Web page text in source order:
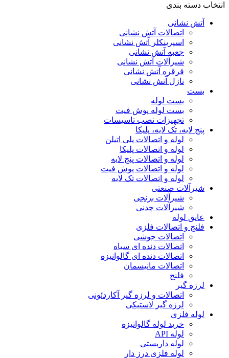
انتخاب دسته بندی
آتش نشانی
اتصالات آتش نشانی
اسپرینکلر آتش نشانی
جعبه آتش نشانی
شیرآلات آتش نشانی
قرقره آتش نشانی
نازل آتش نشانی
بست
بست لوله
بست لوله پوش فیت
تجهیزات نصب تاسیسات
پنج لایه، تک لایه، پلیکا
لوله و اتصالات پلی اتیلن
لوله و اتصالات پلیکا
لوله و اتصالات پنج لایه
لوله و اتصالات پوش فیت
لوله و اتصالات تک لایه
شیرآلات صنعتی
شیرآلات برنجی
شیرآلات چدنی
عایق لوله
فلنج و اتصالات فلزی
اتصالات جوشی
اتصالات دنده ای سیاه
اتصالات دنده ای گالوانیزه
اتصالات مانیسمان
فلنج
لرزه گیر
اتصالات و لرزه گیر آکاردئونی
لرزه گیر لاستیکی
لوله فلزی
خرید لوله گالوانیزه
لوله API
لوله داربستی
لوله فلزی درز دار